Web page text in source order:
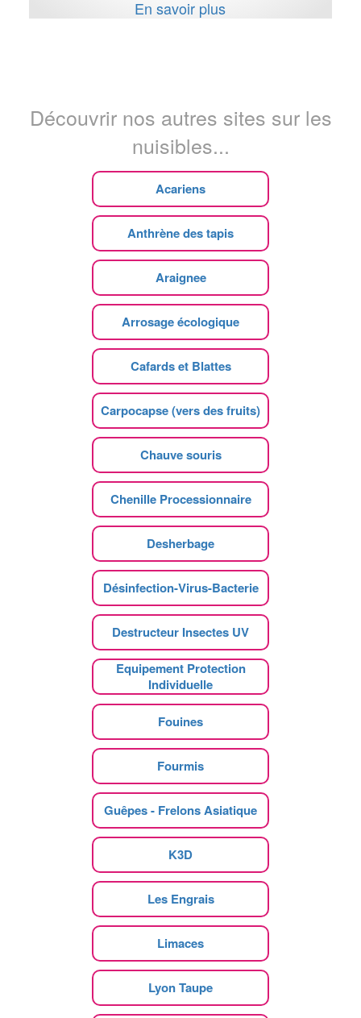
En savoir plus
Découvrir nos autres sites sur les
nuisibles...
Acariens
Anthrène des tapis
Araignee
Arrosage écologique
Cafards et Blattes
Carpocapse (vers des fruits)
Chauve souris
Chenille Processionnaire
Desherbage
Désinfection-Virus-Bacterie
Destructeur Insectes UV
Equipement Protection
Individuelle
Fouines
Fourmis
Guêpes - Frelons Asiatique
K3D
Les Engrais
Limaces
Lyon Taupe